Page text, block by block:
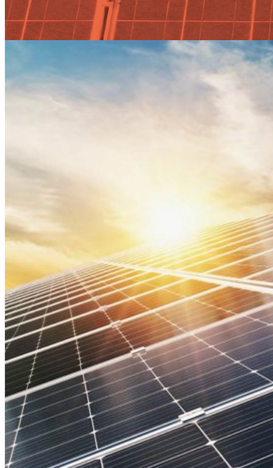
Endesa compra a Arena Power
Huelva que suman 519 MW